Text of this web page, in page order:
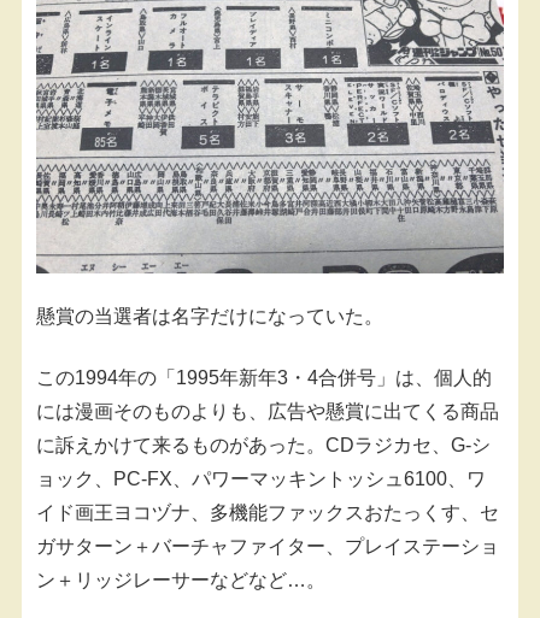
懸賞の当選者は名字だけになっていた。
この1994年の「1995年新年3・4合併号」は、個人的
には漫画そのものよりも、広告や懸賞に出てくる商品
に訴えかけて来るものがあった。CDラジカセ、G-シ
ョック、PC-FX、パワーマッキントッシュ6100、ワ
イド画王ヨコヅナ、多機能ファックスおたっくす、セ
ガサターン＋バーチャファイター、プレイステーショ
ン＋リッジレーサーなどなど…。